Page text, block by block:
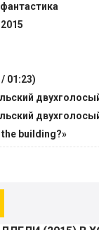
01:23)
the building?»